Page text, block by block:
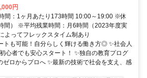
円
間：1ヶ月あたり173時間 10:00～19:00 ※休
間） ※平均残業時間：月6時間（2023年度実
よってフレックスタイム制あり
トも可能！自分らしく輝ける働き方◎ ✨社会人
心者でも安心スタート！ ✨独自の教育プログ
ゼロからプロへ ✨最新の技術で社会を支え、感